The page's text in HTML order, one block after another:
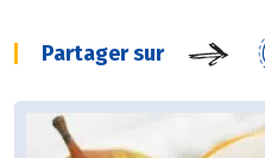
Partager sur